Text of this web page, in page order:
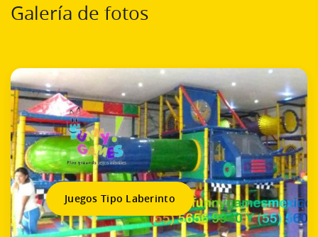
Galería de fotos
Juegos Tipo Laberinto